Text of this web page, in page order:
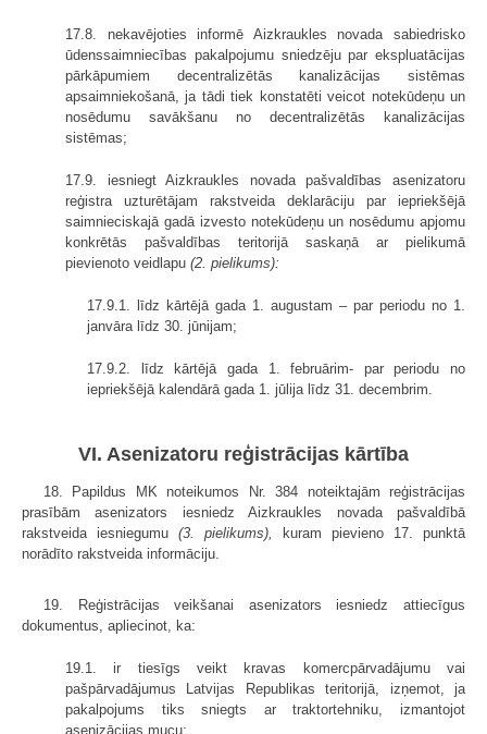
17.8. nekavējoties informē Aizkraukles novada sabiedrisko
ūdenssaimniecības pakalpojumu sniedzēju par ekspluatācijas
pārkāpumiem decentralizētās kanalizācijas sistēmas
apsaimniekošanā, ja tādi tiek konstatēti veicot notekūdeņu un
nosēdumu savākšanu no decentralizētās kanalizācijas
sistēmas;
17.9. iesniegt Aizkraukles novada pašvaldības asenizatoru
reģistra uzturētājam rakstveida deklarāciju par iepriekšējā
saimnieciskajā gadā izvesto notekūdeņu un nosēdumu apjomu
konkrētās pašvaldības teritorijā saskaņā ar pielikumā
pievienoto veidlapu (2. pielikums):
17.9.1. līdz kārtējā gada 1. augustam – par periodu no 1.
janvāra līdz 30. jūnijam;
17.9.2. līdz kārtējā gada 1. februārim- par periodu no
iepriekšējā kalendārā gada 1. jūlija līdz 31. decembrim.
VI. Asenizatoru reģistrācijas kārtība
18. Papildus MK noteikumos Nr. 384 noteiktajām reģistrācijas
prasībām asenizators iesniedz Aizkraukles novada pašvaldībā
rakstveida iesniegumu (3. pielikums),
kuram pievieno 17. punktā
norādīto rakstveida informāciju.
19. Reģistrācijas veikšanai asenizators iesniedz attiecīgus
dokumentus, apliecinot, ka:
19.1. ir tiesīgs veikt kravas komercpārvadājumu vai
pašpārvadājumus Latvijas Republikas teritorijā, izņemot, ja
pakalpojums tiks sniegts ar traktortehniku, izmantojot
asenizācijas mucu;